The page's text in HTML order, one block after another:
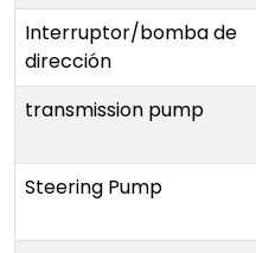
Interruptor/bomba de
dirección
transmission pump
Steering Pump